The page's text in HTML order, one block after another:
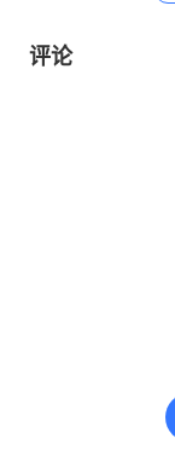
评论